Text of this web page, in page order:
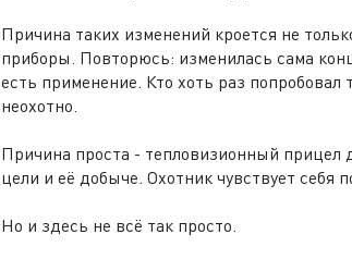
Причина таких изменений кроется не
приборы. Повторюсь: изменилась сама
есть применение. Кто хоть раз
неохотно.
Причина проста - тепловизионный прицел
цели и её добыче. Охотник чувствует себя
Но и здесь не всё так просто.